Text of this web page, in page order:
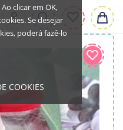
clicar em OK,
Se desejar
poderá fazê-lo
COOKIES